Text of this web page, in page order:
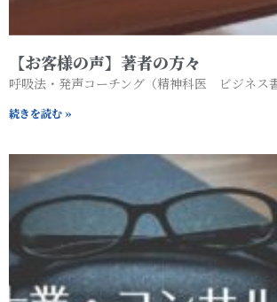
【お客様の声】著者の方々
呼吸法・発声コーチング（精神科医 ビジネス
続きを読む »